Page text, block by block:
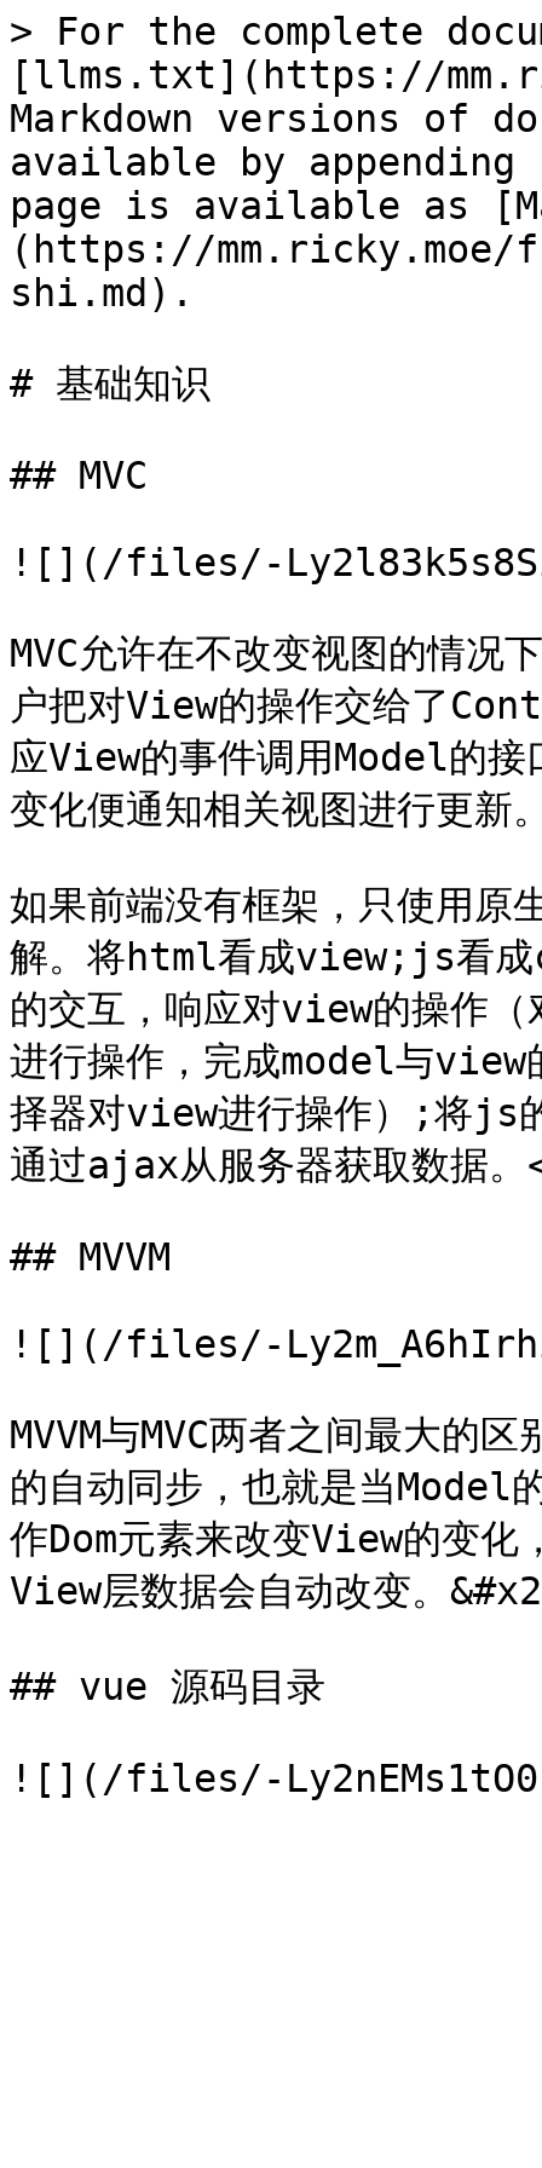
> For the complete
[llms.txt](https://
Markdown versions of
available by
page is available as
(https://mm.ricky.moe/
shi.md).
# 基础知识
## MVC
![](/files/-
MVC允许在不改变视图的情况
户把对View的操作交给了
应View的事件调用Model的
变化便通知相关视图进行更新
如果前端没有框架，只使用
解。将html看成view;js看
的交互，响应对view的操作
进行操作，完成model与view
择器对view进行操作）;将js
通过ajax从服务器获取数据
## MVVM
![](/files/-
MVVM与MVC两者之间最大的
的自动同步，也就是当Model
作Dom元素来改变View的变化
View层数据会自动改变。
## vue 源码目录